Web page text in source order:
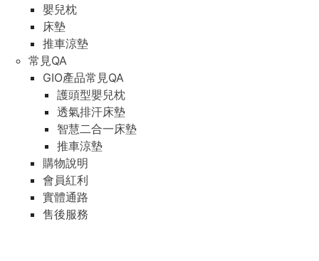
嬰兒枕
床墊
推車涼墊
常見QA
GIO產品常見QA
護頭型嬰兒枕
透氣排汗床墊
智慧二合一床墊
推車涼墊
購物說明
會員紅利
實體通路
售後服務